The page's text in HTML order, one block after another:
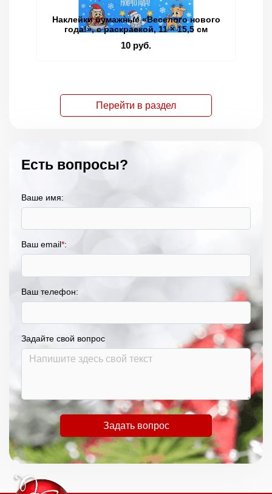
Наклейки бумажные «Веселого нового
года!», c раскраской, 11 × 15,5 см
10 руб.
Перейти в раздел
Есть вопросы?
Ваше имя:
Ваш email*:
Ваш телефон:
Задайте свой вопрос
Задать вопрос